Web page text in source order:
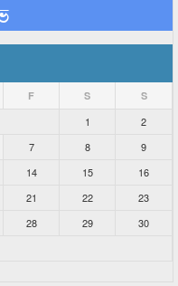
F S S
1
2
7 8
9
14 15
16
21 22
23
28 29
30